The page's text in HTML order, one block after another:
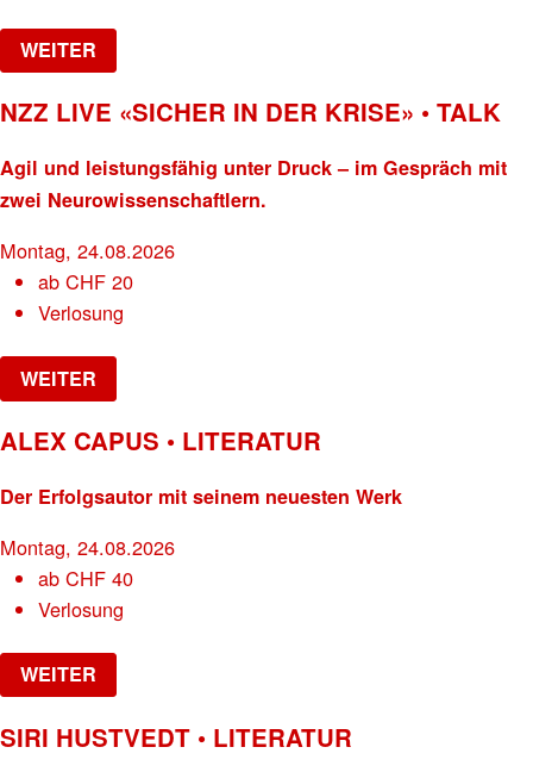
WEITER
NZZ LIVE «SICHER IN DER KRISE» • TALK
Agil und leistungsfähig unter Druck – im Gespräch mit
zwei Neurowissenschaftlern.
Montag, 24.08.2026
abCHF 20
Verlosung
WEITER
ALEX CAPUS • LITERATUR
Der Erfolgsautor mit seinem neuesten Werk
Montag, 24.08.2026
abCHF 40
Verlosung
WEITER
SIRI HUSTVEDT • LITERATUR